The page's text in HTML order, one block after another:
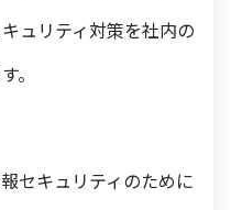
ュリティ対策を社内の
。
セキュリティのために